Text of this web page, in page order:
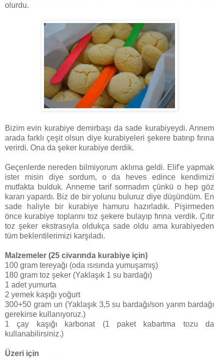
olurdu.
Bizim evin kurabiye demirbaşı da sade kurabiyeydi. Annem
arada farklı çeşit olsun diye kurabiyeleri şekere batırıp fırına
verirdi. Ona da şeker kurabiye derdik.
Geçenlerde nereden bilmiyorum aklıma geldi. Elif'e yapmak
ister misin diye sordum, o da heves edince kendimizi
mutfakta bulduk. Anneme tarif sormadım çünkü o hep göz
kararı yapardı. Biz de bir yolunu buluruz diye düşündüm. En
sade haliyle bir kurabiye hamuru hazırladık. Pişirmeden
önce kurabiye toplarını toz şekere bulayıp fırına verdik. Çıtır
toz şeker ekstrasıyla oldukça sade oldu ama kurabiyeden
tüm beklentilerimizi karşıladı.
Malzemeler (25 civarında kurabiye için)
100 gram tereyağı (oda ısısında yumuşamış)
180 gram toz şeker (Yaklaşık 1 su bardağı)
1 adet yumurta
2 yemek kaşığı yoğurt
300+50 gram un (Yaklaşık 3,5 su bardağı/son yarım bardağı
gerekirse kullanıyoruz.)
1 çay kaşığı karbonat (1 paket kabartma tozu da
kullanabilirsiniz.)
Üzeri için